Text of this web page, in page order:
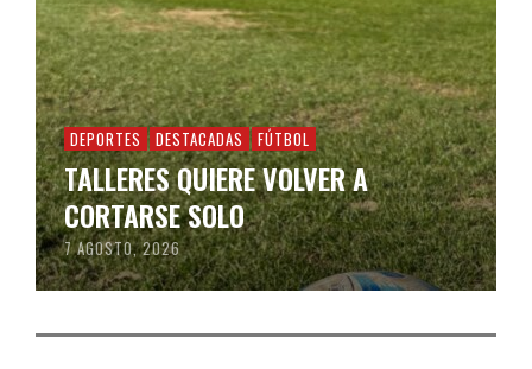
DEPORTES DESTACADAS FÚTBOL
TALLERES QUIERE VOLVER A
CORTARSE SOLO
7 AGOSTO, 2026